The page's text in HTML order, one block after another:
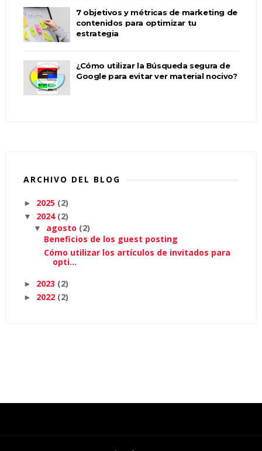
7 objetivos y métricas de marketing de
contenidos para optimizar tu
estrategia
¿Cómo utilizar la Búsqueda segura de
Google para evitar ver material nocivo?
ARCHIVO DEL BLOG
► 2025 (2)
▼ 2024 (2)
▼ agosto (2)
Beneficios de los guest posting
Cómo utilizar los artículos de invitados para
opti...
► 2023 (2)
► 2022 (2)